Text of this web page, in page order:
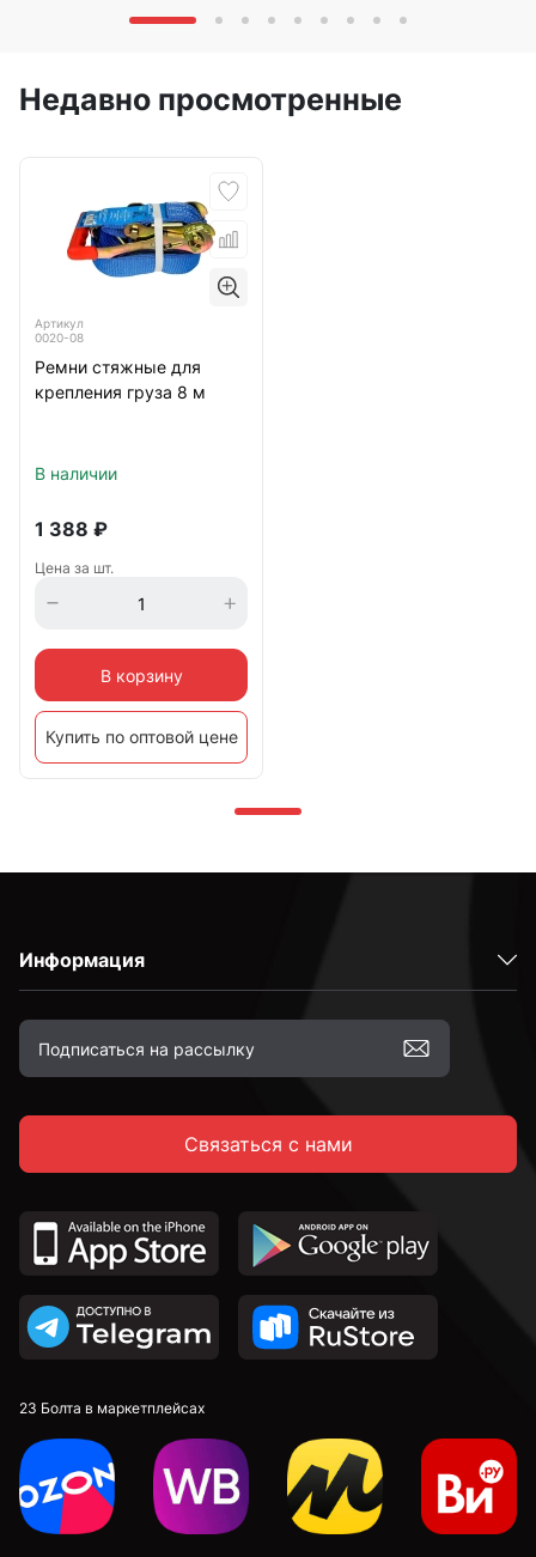
Недавно просмотренные
Артикул
0020-08
Ремни стяжные для
крепления груза 8 м
В наличии
1 388 ₽
Цена за шт.
В корзину
Купить по оптовой цене
Информация
Связаться с нами
23 Болта в маркетплейсах